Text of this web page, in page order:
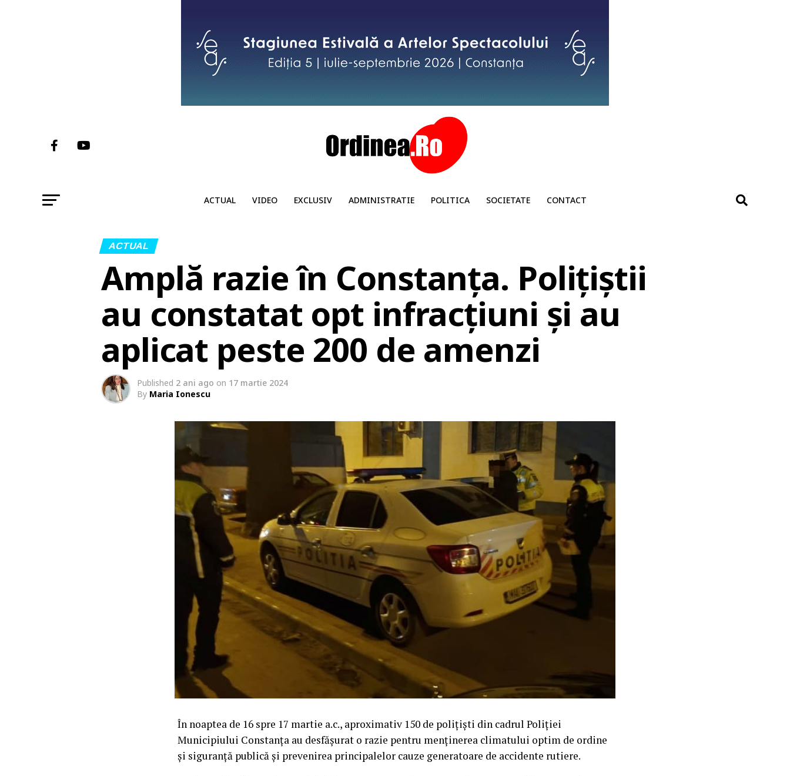
ACTUAL VIDEO EXCLUSIV ADMINISTRATIE POLITICA SOCIETATE CONTACT
ACTUAL
Amplă razie în Constanța. Polițiștii
au constatat opt infracțiuni și au
aplicat peste 200 de amenzi
Published 2 ani ago on 17 martie 2024
By Maria Ionescu
În noaptea de 16 spre 17 martie a.c., aproximativ 150 de polițiști din cadrul Poliției
Municipiului Constanța au desfășurat o razie pentru menținerea climatului optim de ordine
și siguranță publică și prevenirea principalelor cauze generatoare de accidente rutiere.